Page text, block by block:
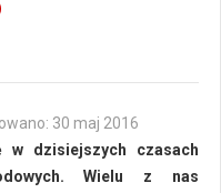
30 maj 2016
dzisiejszych czasach
Wielu z nas